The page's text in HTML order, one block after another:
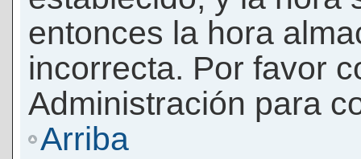
entonces la hora
incorrecta. Por favor
Administración para
Arriba